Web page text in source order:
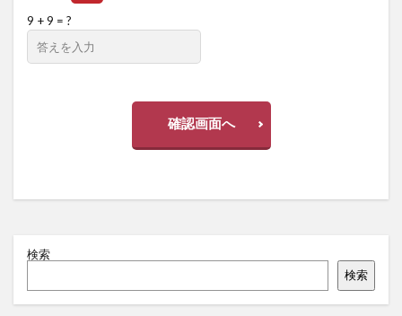
9 + 9 = ?
確認画面へ
検索
検索